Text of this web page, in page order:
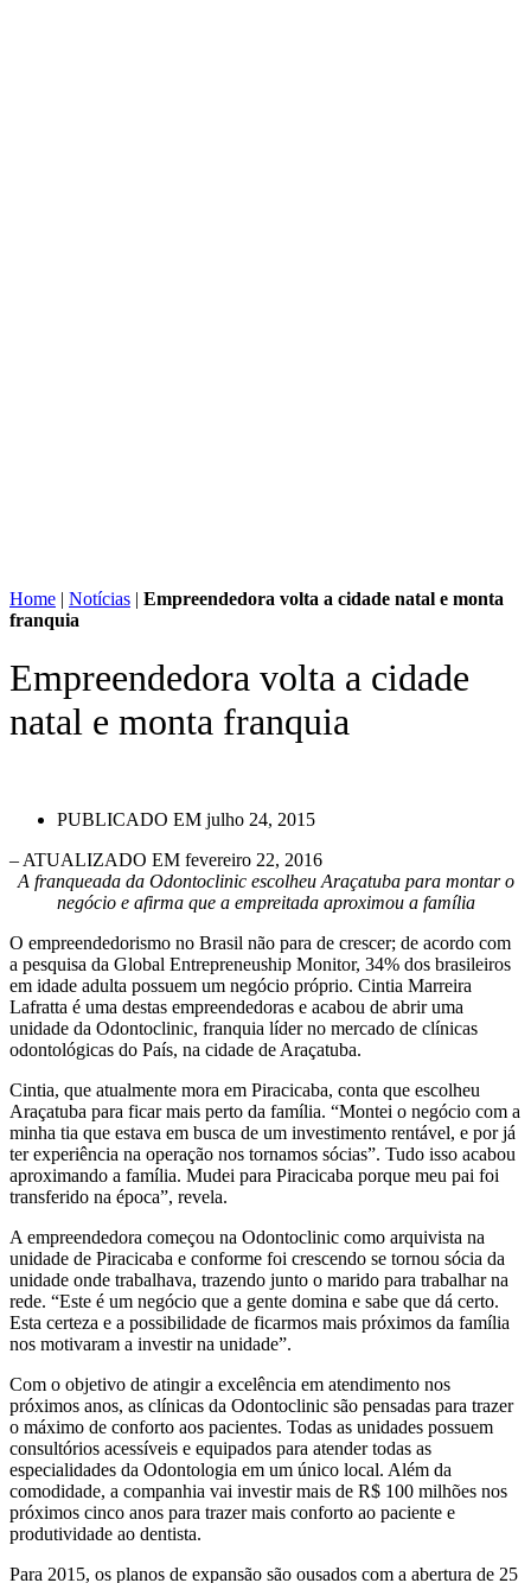
Home | Notícias | Empreendedora volta a cidade natal e monta
franquia
Empreendedora volta a cidade
natal e monta franquia
PUBLICADO EM julho 24, 2015
– ATUALIZADO EM fevereiro 22, 2016
A franqueada da Odontoclinic escolheu Araçatuba para montar o
negócio e afirma que a empreitada aproximou a família
O empreendedorismo no Brasil não para de crescer; de acordo com
a pesquisa da Global Entrepreneuship Monitor, 34% dos brasileiros
em idade adulta possuem um negócio próprio. Cintia Marreira
Lafratta é uma destas empreendedoras e acabou de abrir uma
unidade da Odontoclinic, franquia líder no mercado de clínicas
odontológicas do País, na cidade de Araçatuba.
Cintia, que atualmente mora em Piracicaba, conta que escolheu
Araçatuba para ficar mais perto da família. “Montei o negócio com a
minha tia que estava em busca de um investimento rentável, e por já
ter experiência na operação nos tornamos sócias”. Tudo isso acabou
aproximando a família. Mudei para Piracicaba porque meu pai foi
transferido na época”, revela.
A empreendedora começou na Odontoclinic como arquivista na
unidade de Piracicaba e conforme foi crescendo se tornou sócia da
unidade onde trabalhava, trazendo junto o marido para trabalhar na
rede. “Este é um negócio que a gente domina e sabe que dá certo.
Esta certeza e a possibilidade de ficarmos mais próximos da família
nos motivaram a investir na unidade”.
Com o objetivo de atingir a excelência em atendimento nos
próximos anos, as clínicas da Odontoclinic são pensadas para trazer
o máximo de conforto aos pacientes. Todas as unidades possuem
consultórios acessíveis e equipados para atender todas as
especialidades da Odontologia em um único local. Além da
comodidade, a companhia vai investir mais de R$ 100 milhões nos
próximos cinco anos para trazer mais conforto ao paciente e
produtividade ao dentista.
Para 2015, os planos de expansão são ousados com a abertura de 25